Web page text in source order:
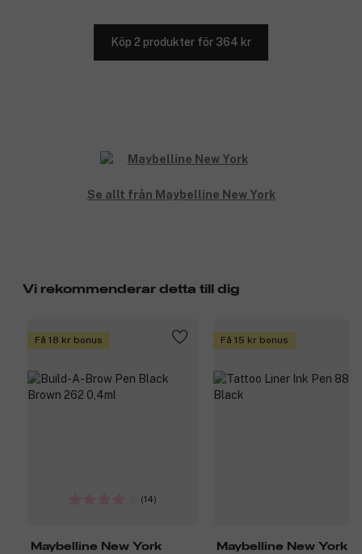
Köp 2 produkter för 364 kr
Se allt från Maybelline New York
Vi rekommenderar detta till dig
Få 18 kr bonus
(14)
Maybelline New York
Få 15 kr bonus
Maybelline New York